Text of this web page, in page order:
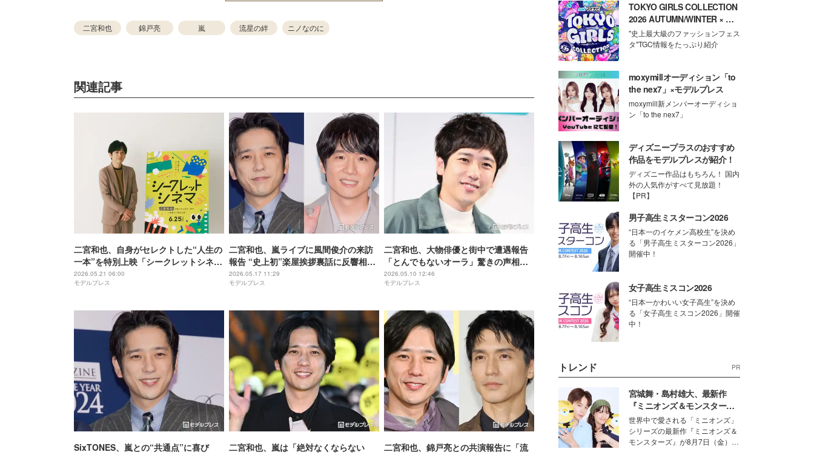
二宮和也 錦戸亮 嵐 流星の絆 ニノなのに
関連記事
二宮和也、自身がセレクトした“人生の
一本”を特別上映「シークレットシネ
マ」イベントアンバサダー就任
2026.05.21 06:00
モデルプレス
二宮和也、嵐ライブに風間俊介の来訪
報告 “史上初”楽屋挨拶裏話に反響相次
ぐ「S氏A氏N氏と共に風呂に入り…」
2026.05.17 11:29
モデルプレス
二宮和也、大物俳優と街中で遭遇報告
「とんでもないオーラ」驚きの声相次
ぐ「運命ですね」「偶然すぎる」
2026.05.10 12:46
モデルプレス
SixTONES、嵐との“共通点”に喜び
二宮和也、嵐は「絶対なくならない
二宮和也、錦戸亮との共演報告に「流
TOKYO GIRLS COLLECTION
2026 AUTUMN/WINTER × モ
デルプレス
"史上最大級のファッションフェス
タ"TGC情報をたっぷり紹介
moxymillオーディション「to
the nex7」×モデルプレス
moxymill新メンバーオーディショ
ン「to the nex7」
ディズニープラスのおすすめ
作品をモデルプレスが紹介！
ディズニー作品はもちろん！ 国内
外の人気作がすべて見放題！
【PR】
男子高生ミスターコン2026
“日本一のイケメン高校生”を決め
る「男子高生ミスターコン2026」
開催中！
女子高生ミスコン2026
“日本一かわいい女子高生”を決め
る「女子高生ミスコン2026」開催
中！
トレンド PR
宮城舞・島村雄大、最新作
『ミニオンズ＆モンスター
ズ』の魅力熱弁 ハチャメチャ
だけじゃない“友情と絆”に感
動
世界中で愛される「ミニオンズ」
シリーズの最新作『ミニオンズ＆
モンスターズ』が8月7日（金）に